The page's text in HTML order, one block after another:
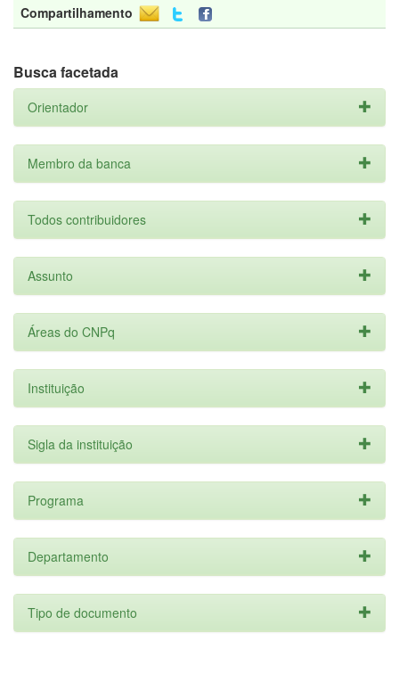
Compartilhamento
Busca facetada
Orientador
Membro da banca
Todos contribuidores
Assunto
Áreas do CNPq
Instituição
Sigla da instituição
Programa
Departamento
Tipo de documento